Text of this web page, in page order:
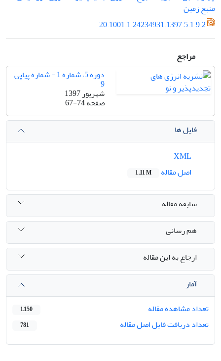
منبع زمین
20.1001.1.24234931.1397.5.1.9.2
مراجع
دوره 5، شماره 1 - شماره پیاپی
9
شهریور 1397
صفحه67-74
فایل ها
اصل مقاله
1.11 M
سابقه مقاله
هم رسانی
ارجاع به این مقاله
آمار
تعداد مشاهده مقاله
1,150
تعداد دریافت فایل اصل مقاله 781